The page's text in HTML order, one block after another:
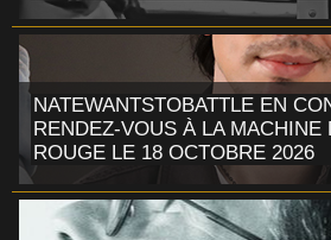
NATEWANTSTOBATTLE EN
RENDEZ-VOUS À LA MACHINE
ROUGE LE 18 OCTOBRE 2026